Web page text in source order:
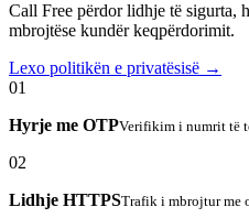
Call Free përdor lidhje të sigurta,
mbrojtëse kundër keqpërdorimit.
Lexo politikën e privatësisë →
01
Hyrje me OTPVerifikim i numrit të
02
Lidhje HTTPSTrafik i mbrojtur me